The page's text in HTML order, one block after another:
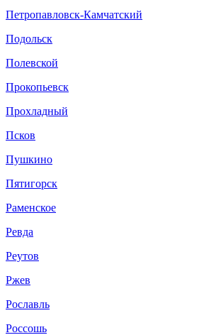
Петропавловск-Камчатский
Подольск
Полевской
Прокопьевск
Прохладный
Псков
Пушкино
Пятигорск
Раменское
Ревда
Реутов
Ржев
Рославль
Россошь